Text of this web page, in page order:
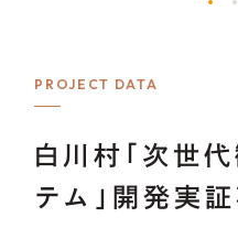
PROJECT DATA
白川村「次世
テム」開発実